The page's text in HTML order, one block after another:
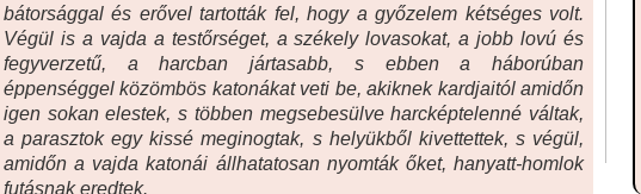
bátorsággal és erővel tartották fel, hogy a győzelem kétséges volt.
Végül is a vajda a testőrséget, a székely lovasokat, a jobb lovú és
fegyverzetű, a harcban jártasabb, s ebben a háborúban
éppenséggel közömbös katonákat veti be, akiknek kardjaitól amidőn
igen sokan elestek, s többen megsebesülve harcképtelenné váltak,
a parasztok egy kissé meginogtak, s helyükből kivettettek, s végül,
amidőn a vajda katonái állhatatosan nyomták őket, hanyatt-homlok
futásnak eredtek.